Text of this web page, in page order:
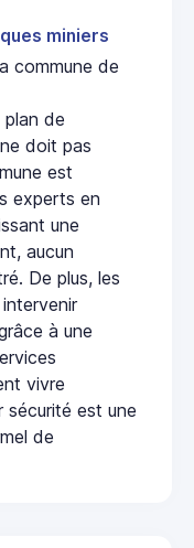
miniers
commune de
de
doit pas
est
experts en
une
aucun
De plus, les
à une
vivre
sécurité est une
de